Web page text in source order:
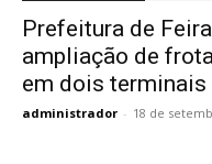
Prefeitura de
ampliação de
em dois terminais
administrador - 18 de